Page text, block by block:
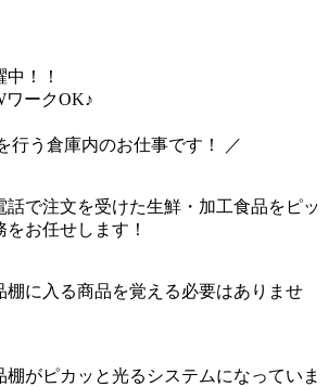
中！！
ワークOK♪
行う倉庫内のお仕事です！ ／
話で注文を受けた生鮮・加工食品をピッ
お任せします！
棚に入る商品を覚える必要はありませ
棚がピカッと光るシステムになっていま